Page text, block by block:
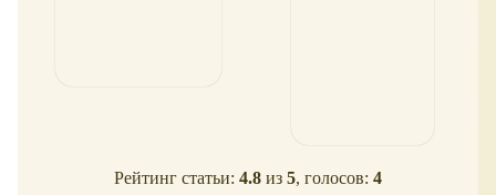
Рейтинг статьи: 4.8 из 5, голосов: 4